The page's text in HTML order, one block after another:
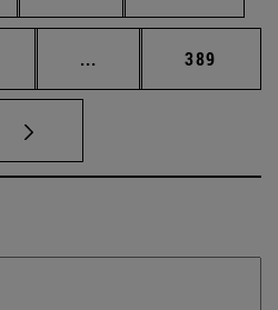
... Páginas intermedias
Página
389